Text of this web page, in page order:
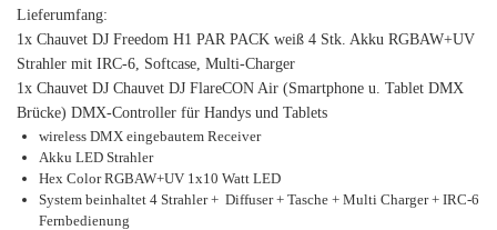
Lieferumfang:
1x Chauvet DJ Freedom H1 PAR PACK weiß 4 Stk. Akku RGBAW+UV
Strahler mit IRC-6, Softcase, Multi-Charger
1x Chauvet DJ Chauvet DJ FlareCON Air (Smartphone u. Tablet DMX
Brücke) DMX-Controller für Handys und Tablets
wireless DMX eingebautem Receiver
Akku LED Strahler
Hex Color RGBAW+UV 1x10 Watt LED
System beinhaltet 4 Strahler + Diffuser + Tasche + Multi Charger + IRC-6
Fernbedienung